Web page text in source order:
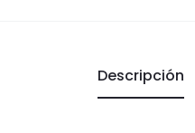
Descripción